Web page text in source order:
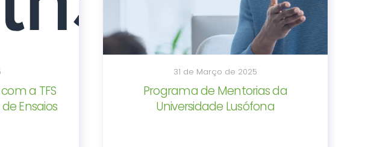
a TFS
Ensaios
31 de Março de 2025
Programa de Mentorias da
Universidade Lusófona